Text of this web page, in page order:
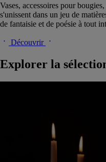
Vases, accessoires pour
s'unissent dans un jeu de
de fantaisie et de poésie à tout
Découvrir
Explorer la